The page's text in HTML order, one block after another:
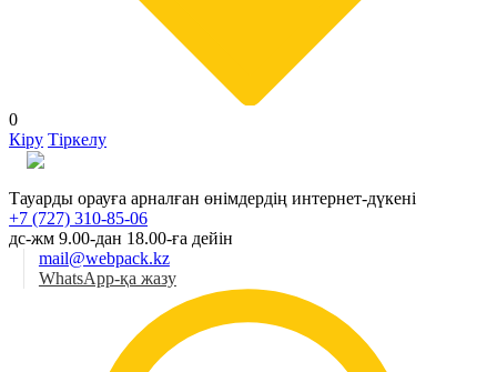
0
Кіру Тіркелу
Тауарды орауға арналған өнімдердің интернет-дүкені
+7 (727) 310-85-06
дс-жм 9.00-дан 18.00-ға дейін
mail@webpack.kz
WhatsApp-қа жазу